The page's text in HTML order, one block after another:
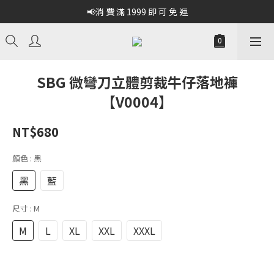
📢消 費 滿 1999 即 可 免 運
SBG 微彎刀立體剪裁牛仔落地褲
【V0004】
NT$680
顏色 : 黑
黑 藍
尺寸 : M
M L XL XXL XXXL